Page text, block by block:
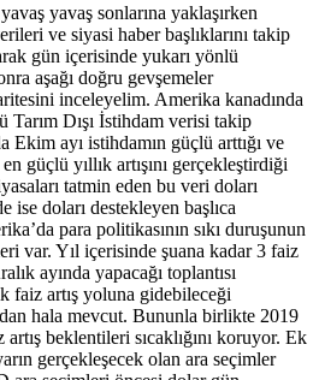
yavaş sonlarına yaklaşırken
ve siyasi haber başlıklarını takip
gün içerisinde yukarı yönlü
aşağı doğru gevşemeler
inceleyelim. Amerika kanadında
Tarım Dışı İstihdam verisi takip
Ekim ayı istihdamın güçlü arttığı ve
güçlü yıllık artışını gerçekleştirdiği
tatmin eden bu veri doları
doları destekleyen başlıca
para politikasının sıkı duruşunun
var. Yıl içerisinde şuana kadar 3 faiz
ayında yapacağı toplantısı
faiz artış yoluna gidebileceği
hala mevcut. Bununla birlikte 2019
beklentileri sıcaklığını koruyor. Ek
gerçekleşecek olan ara seçimler